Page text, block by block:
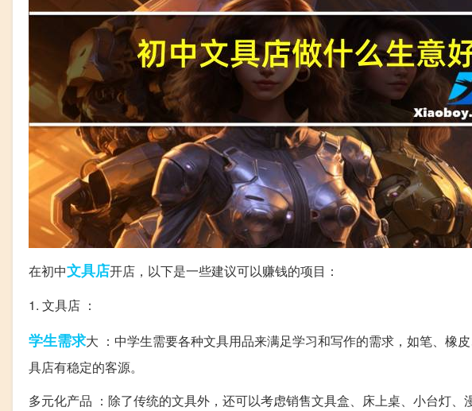
在初中文具店开店，以下是一些建议可以赚钱的项目：
1. 文具店 ：
学生需求大 ：中学生需要各种文具用品来满足学习和写作的需求，如笔、橡
具店有稳定的客源。
多元化产品 ：除了传统的文具外，还可以考虑销售文具盒、床上桌、小台灯、